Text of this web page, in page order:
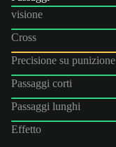
visione
Cross
Precisione su punizione
Passaggi corti
Passaggi lunghi
Effetto